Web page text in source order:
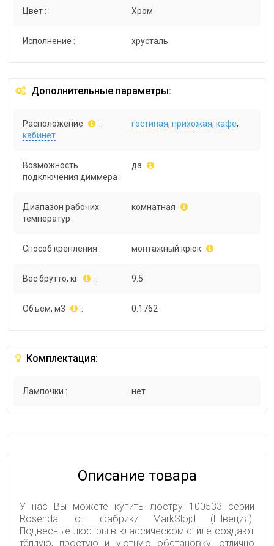
Цвет : Хром
Исполнение : хрусталь
Дополнительные параметры:
Расположение : гостиная,прихожая,кафе,
кабинет
Возможность
подключения диммера :
да
Диапазон рабочих
температур :
комнатная
Способ крепления : монтажный крюк
Вес брутто, кг : 9.5
Объем, м3 : 0.1762
Комплектация:
Лампочки : нет
Описание товара
У нас Вы можете купить люстру 100533 серии
Rosendal от фабрики MarkSlojd (Швеция).
Подвесные люстры в классическом стиле создают
тёплую, простую и уютную обстановку, отлично